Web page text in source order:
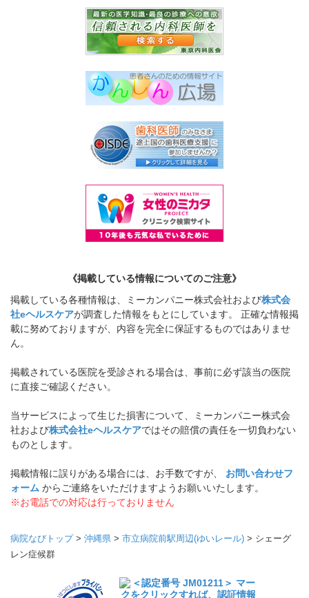
《掲載している情報についてのご注意》
掲載している各種情報は、ミーカンパニー株式会社および株式会
社eヘルスケアが調査した情報をもとにしています。 正確な情報掲
載に努めておりますが、内容を完全に保証するものではありませ
ん。
掲載されている医院を受診される場合は、事前に必ず該当の医院
に直接ご確認ください。
当サービスによって生じた損害について、ミーカンパニー株式会
社および株式会社eヘルスケアではその賠償の責任を一切負わない
ものとします。
掲載情報に誤りがある場合には、お手数ですが、 お問い合わせフ
ォーム からご連絡をいただけますようお願いいたします。
※お電話での対応は行っておりません
病院なびトップ> 沖縄県 > 市立病院前駅周辺(ゆいレール) > シェーグ
レン症候群